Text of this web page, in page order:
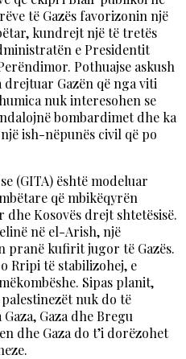
të Gazës favorizonin një
kundrejt një të tretës
e Presidentit
Pothuajse askush
Gazën që nga viti
nuk interesohen se
bombardimet dhe ka
ish-nëpunës civil që po
(GITA) është modeluar
që mbikëqyrën
Kosovës drejt shtetësisë.
në el-Arish, një
pranë kufirit jugor të Gazës.
Rripi të stabilizohej, e
Sipas planit,
nuk do të
Gaza dhe Bregu
dhe Gaza do t’i dorëzohet